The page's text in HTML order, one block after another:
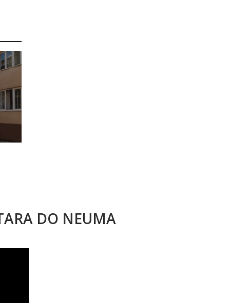
DO NEUMA